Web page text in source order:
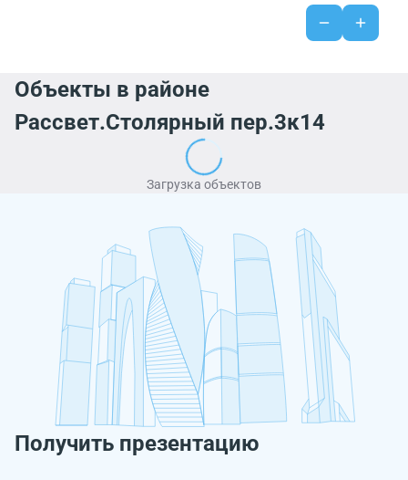
Объекты в районе
Рассвет.Столярный пер.3к14
Загрузка объектов
Получить презентацию